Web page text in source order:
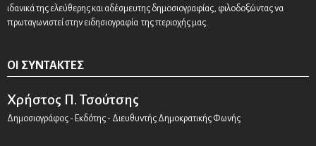
ιδανικά της ελεύθερης και αδέσμευτης δημοσιογραφίας, φιλοδοξώντας να
πρωταγωνιστεί στην ειδησιογραφία της περιοχής μας.
ΟΙ ΣΥΝΤΆΚΤΕΣ
Χρήστος Π. Τσούτσης
Δημοσιογράφος - Εκδότης - Διευθυντής Δημοκρατικής Φωνής